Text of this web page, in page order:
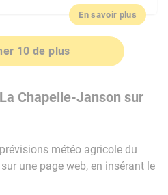
En savoir plus
10 de plus
Chapelle-Janson sur
météo agricole du
une page web, en insérant le